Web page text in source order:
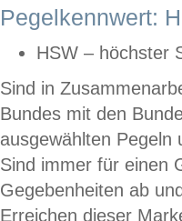
Pegelkennwert:
HSW – höchster
Sind in
Bundes mit den
ausgewählten
Sind immer für einen
Gegebenheiten ab
Erreichen dieser